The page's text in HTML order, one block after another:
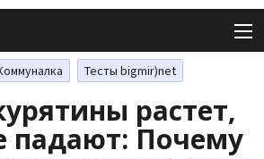
Тесты bigmir)net
растет,
падают: Почему